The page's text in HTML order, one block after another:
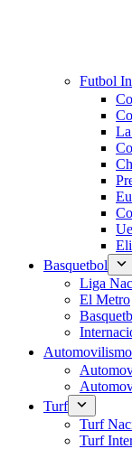
Futbol
Basquetbol
Liga
El Metro
Automovilismo
Turf
Turf
Turf